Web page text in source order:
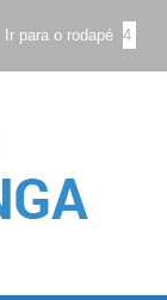
Ir para o rodapé 4